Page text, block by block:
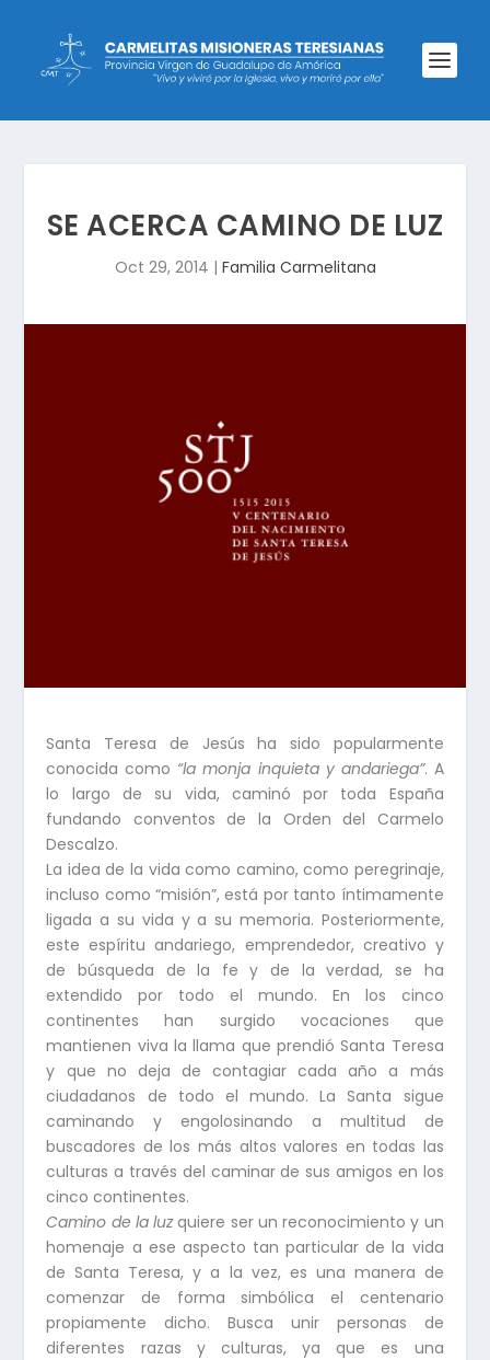
SE ACERCA CAMINO DE LUZ
Oct 29, 2014 | Familia Carmelitana
Santa Teresa de Jesús ha sido popularmente
conocida como “la monja inquieta y andariega”. A
lo largo de su vida, caminó por toda España
fundando conventos de la Orden del Carmelo
Descalzo.
La idea de la vida como camino, como peregrinaje,
incluso como “misión”, está por tanto íntimamente
ligada a su vida y a su memoria. Posteriormente,
este espíritu andariego, emprendedor, creativo y
de búsqueda de la fe y de la verdad, se ha
extendido por todo el mundo. En los cinco
continentes han surgido vocaciones que
mantienen viva la llama que prendió Santa Teresa
y que no deja de contagiar cada año a más
ciudadanos de todo el mundo. La Santa sigue
caminando y engolosinando a multitud de
buscadores de los más altos valores en todas las
culturas a través del caminar de sus amigos en los
cinco continentes.
Camino de la luzquiere ser un reconocimiento y un
homenaje a ese aspecto tan particular de la vida
de Santa Teresa, y a la vez, es una manera de
comenzar de forma simbólica el centenario
propiamente dicho. Busca unir personas de
diferentes razas y culturas, ya que es una